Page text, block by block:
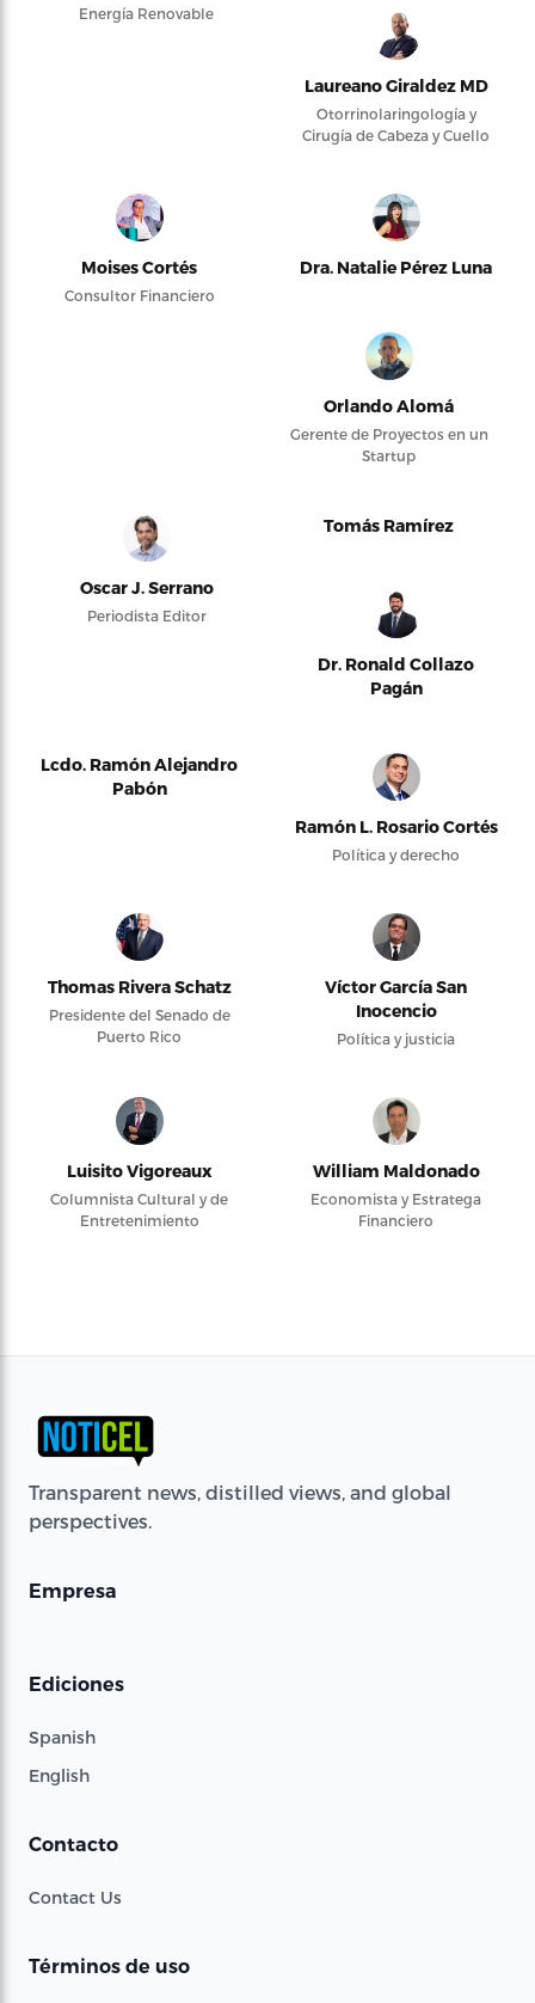
Energía Renovable
Laureano Giraldez MD
Otorrinolaringología y
Cirugía de Cabeza y Cuello
Moises Cortés
Consultor Financiero
Dra. Natalie Pérez Luna
Orlando Alomá
Gerente de Proyectos en un
Startup
Oscar J. Serrano
Periodista Editor
Tomás Ramírez
Dr. Ronald Collazo
Pagán
Lcdo. Ramón Alejandro
Pabón
Ramón L. Rosario Cortés
Política y derecho
Thomas Rivera Schatz
Presidente del Senado de
Puerto Rico
Víctor García San
Inocencio
Política y justicia
Luisito Vigoreaux
Columnista Cultural y de
Entretenimiento
William Maldonado
Economista y Estratega
Financiero
Transparent news, distilled views, and global
perspectives.
Empresa
Ediciones
Spanish
English
Contacto
Contact Us
Términos de uso